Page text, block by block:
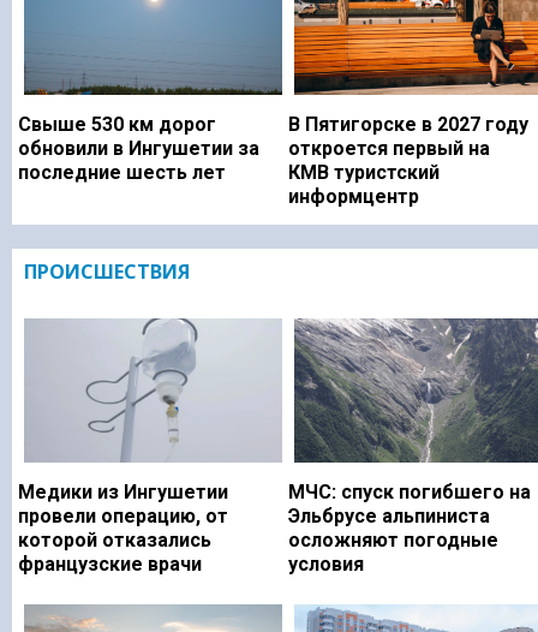
Свыше 530 км дорог
обновили в Ингушетии за
последние шесть лет
В Пятигорске в 2027 году
откроется первый на
КМВ туристский
информцентр
ПРОИСШЕСТВИЯ
Медики из Ингушетии
провели операцию, от
которой отказались
французские врачи
МЧС: спуск погибшего на
Эльбрусе альпиниста
осложняют погодные
условия